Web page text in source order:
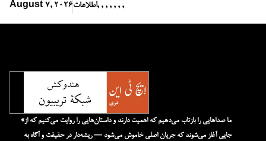
August 7, 2026اطلاعات, , , , , , ,
«ما صداهایی را بازتاب می‌دهیم که اهمیت دارند و داستان‌هایی را روایت می‌کنیم که از
جایی آغاز می‌شوند که جریان اصلی خاموش می‌شود — ریشه‌دار در حقیقت و آگاه به